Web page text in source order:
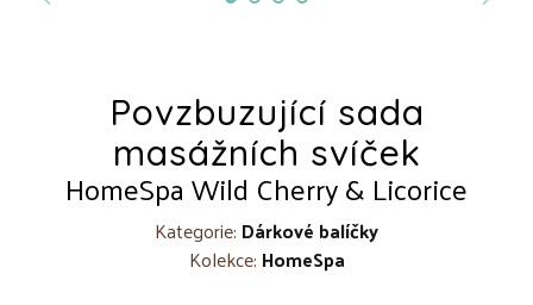
Povzbuzující sada
masážních svíček
HomeSpa Wild Cherry & Licorice
Kategorie: Dárkové balíčky
Kolekce: HomeSpa